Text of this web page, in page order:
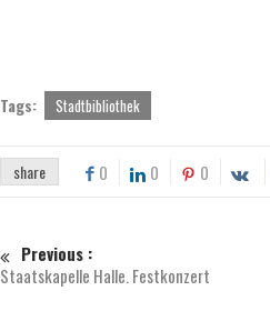
Tags: Stadtbibliothek
share 0 0 0
Previous :
Staatskapelle Halle. Festkonzert